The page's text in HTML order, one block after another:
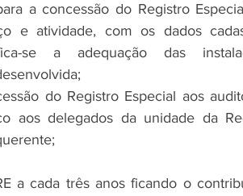
a concessão do Registro
e atividade, com os dados
se a adequação das
do Registro Especial aos
aos delegados da unidade da
a cada três anos ficando o